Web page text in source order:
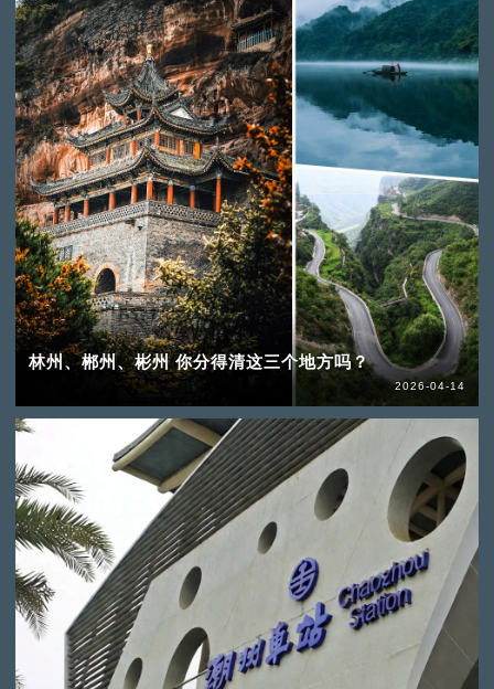
林州、郴州、彬州 你分得清这三个地方吗？
2026-04-14